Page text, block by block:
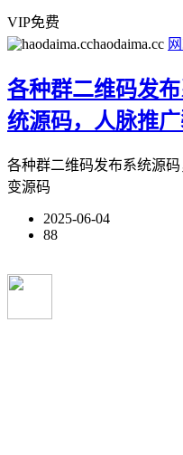
VIP免费
haodaima.cc
各种群二维码发
统源码，人脉推
各种群二维码发布系统源
变源码
2025-06-04
88